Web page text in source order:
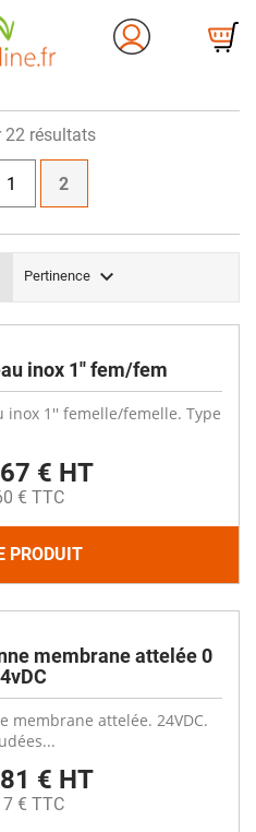
Pertinence 
22 résultats
1 2
inox 1'' fem/fem
inox 1'' femelle/femelle. Type
€ HT
€ TTC
PRODUIT
membrane attelée 0
membrane attelée. 24VDC.
€ HT
€ TTC